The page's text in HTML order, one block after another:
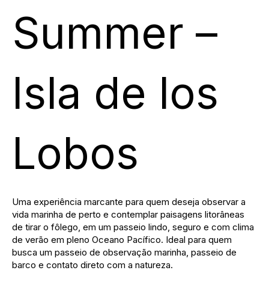
Summer –
Isla de los
Lobos
Uma experiência marcante para quem deseja observar a
vida marinha de perto e contemplar paisagens litorâneas
de tirar o fôlego, em um passeio lindo, seguro e com clima
de verão em pleno Oceano Pacífico. Ideal para quem
busca um passeio de observação marinha, passeio de
barco e contato direto com a natureza.